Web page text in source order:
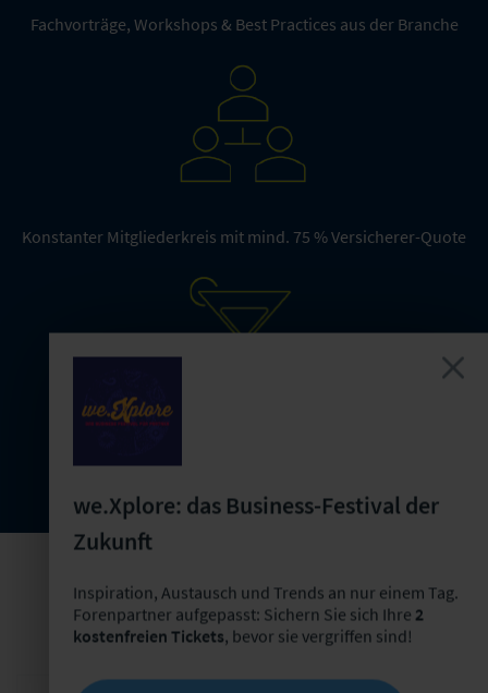
Fachvorträge, Workshops & Best Practices aus der Branche
Konstanter Mitgliederkreis mit mind. 75 % Versicherer-Quote
Konditionen & Preise
we.Xplore: das Business-Festival der
Zukunft
Inspiration, Austausch und Trends an nur einem Tag.
Forenpartner aufgepasst: Sichern Sie sich Ihre 2
kostenfreien Tickets, bevor sie vergriffen sind!